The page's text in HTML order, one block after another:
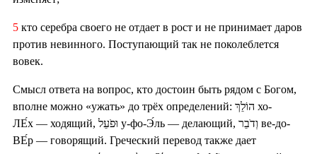
5 кто серебра своего не отдает в рост и не принимает даров
против невинного. Поступающий так не поколеблется
вовек.
Смысл ответа на вопрос, кто достоин быть рядом с Богом,
вполне можно «ужать» до трёх определений: הוֹלֵךְ хо-
ЛЕ́х — ходящий, וּפֹעֵל у-фо-Э́ль — делающий, וְדֹבֵר ве-до-
ВЕ́р — говорящий. Греческий перевод также дает